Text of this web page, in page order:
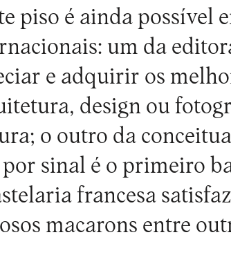
piso é ainda possível
um da
e adquirir os
design ou
o outro da
sinal é o primeiro
francesa
macarons entre